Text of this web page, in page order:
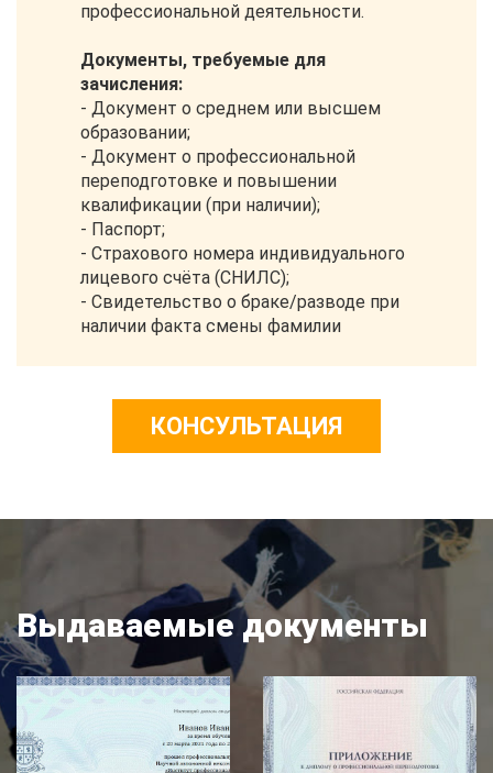
профессиональной деятельности.
Документы, требуемые для
зачисления:
- Документ о среднем или высшем
образовании;
- Документ о профессиональной
переподготовке и повышении
квалификации (при наличии);
- Паспорт;
- Страхового номера индивидуального
лицевого счёта (СНИЛС);
- Свидетельство о браке/разводе при
наличии факта смены фамилии
КОНСУЛЬТАЦИЯ
Выдаваемые документы